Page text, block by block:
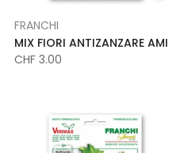
FRANCHI
MIX FIORI ANTIZANZARE AMI
CHF 3.00